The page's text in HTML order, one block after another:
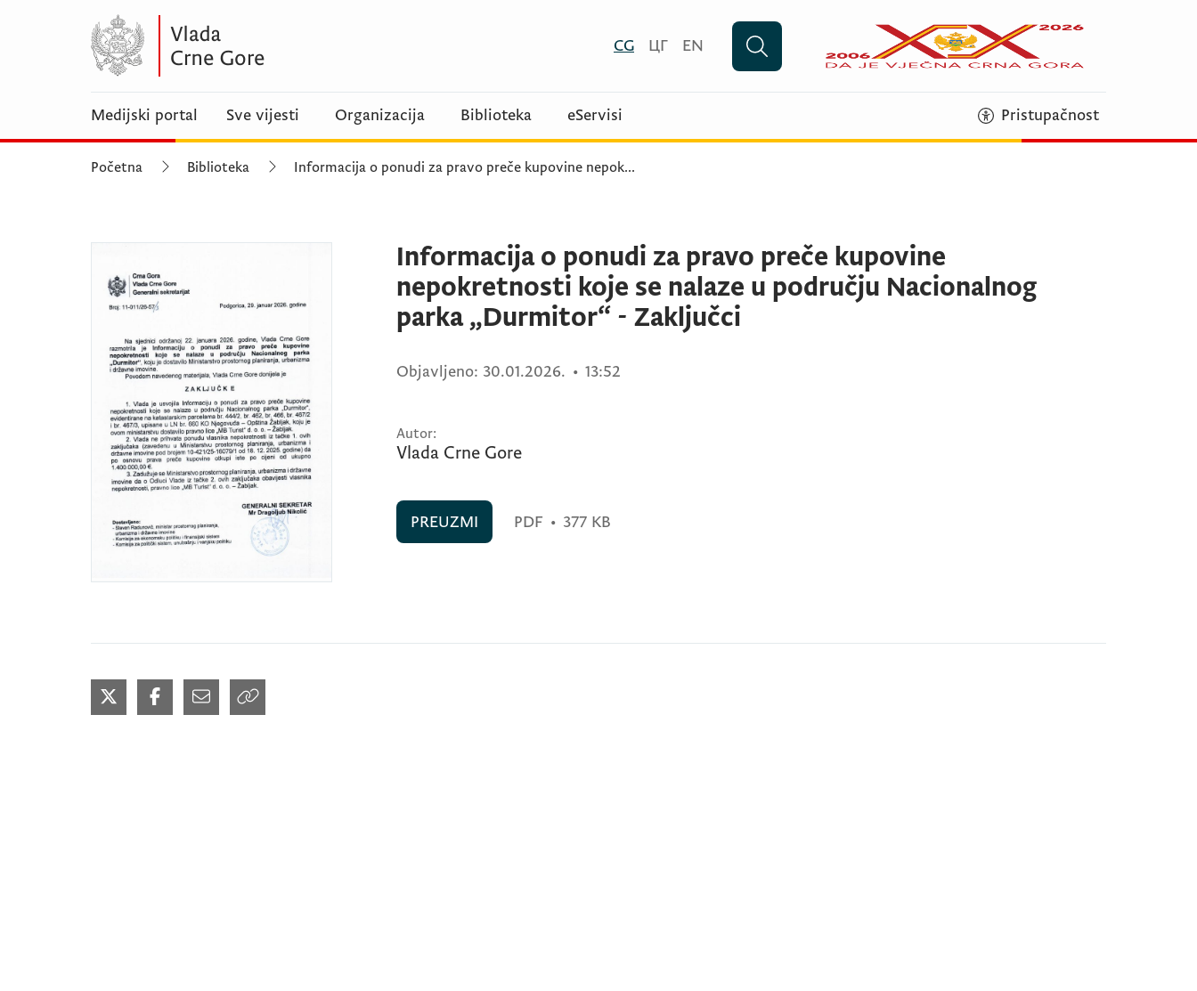
CG ЦГ EN
Medijski portal Sve vijesti Organizacija Biblioteka eServisi Pristupačnost
Početna Biblioteka Informacija o ponudi za pravo preče kupovine nepok...
Informacija o ponudi za pravo preče kupovine
nepokretnosti koje se nalaze u području Nacionalnog
parka „Durmitor“ - Zaključci
Objavljeno: 30.01.2026. • 13:52
Autor:
Vlada Crne Gore
PREUZMI PDF • 377 KB